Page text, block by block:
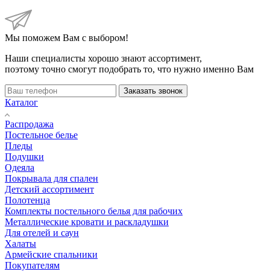
Мы поможем Вам с выбором!
Наши специалисты хорошо знают ассортимент,
поэтому точно смогут подобрать то, что нужно именно Вам
Заказать звонок
Каталог
Распродажа
Постельное белье
Пледы
Подушки
Одеяла
Покрывала для спален
Детский ассортимент
Полотенца
Комплекты постельного белья для рабочих
Металлические кровати и раскладушки
Для отелей и саун
Халаты
Армейские спальники
Покупателям